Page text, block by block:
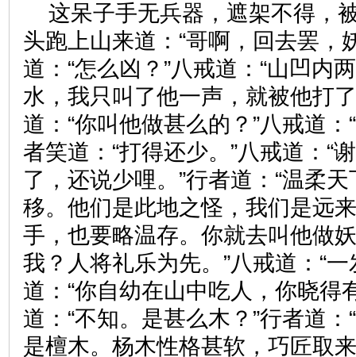
这呆子手无兵器，遮架不得，
头跑上山来道：“哥啊，回去罢，
道：“怎么凶？”八戒道：“山凹内
水，我只叫了他一声，就被他打
道：“你叫他做甚么的？”八戒道：
者笑道：“打得还少。”八戒道：“
了，还说少哩。”行者道：“温柔
移。他们是此地之怪，我们是远
手，也要略温存。你就去叫他做
我？人将礼乐为先。”八戒道：“
道：“你自幼在山中吃人，你晓得
道：“不知。是甚么木？”行者道
是檀木。杨木性格甚软，巧匠取